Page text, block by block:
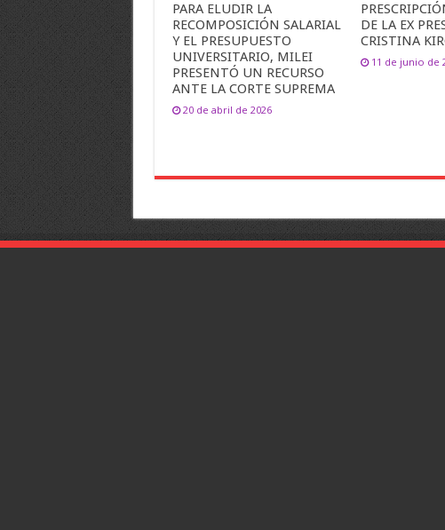
PARA ELUDIR LA
RECOMPOSICIÓN SALARIAL
Y EL PRESUPUESTO
UNIVERSITARIO, MILEI
PRESENTÓ UN RECURSO
ANTE LA CORTE SUPREMA
20 de abril de 2026
DE LA EX
CRISTINA
11 de junio de